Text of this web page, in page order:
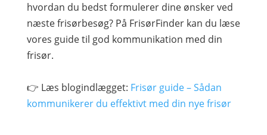
hvordan du bedst formulerer dine ønsker ved
næste frisørbesøg? På FrisørFinder kan du læse
vores guide til god kommunikation med din
frisør.
👉 Læs blogindlægget: Frisør guide – Sådan
kommunikerer du effektivt med din nye frisør